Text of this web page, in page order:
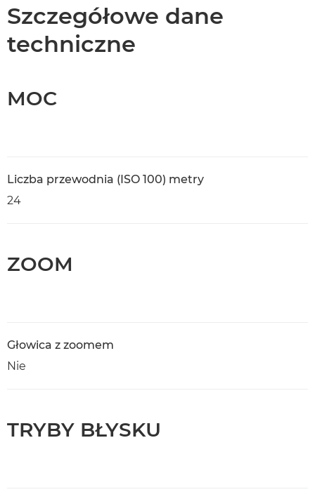
Szczegółowe dane
techniczne
MOC
Liczba przewodnia (ISO 100) metry
24
ZOOM
Głowica z zoomem
Nie
TRYBY BŁYSKU